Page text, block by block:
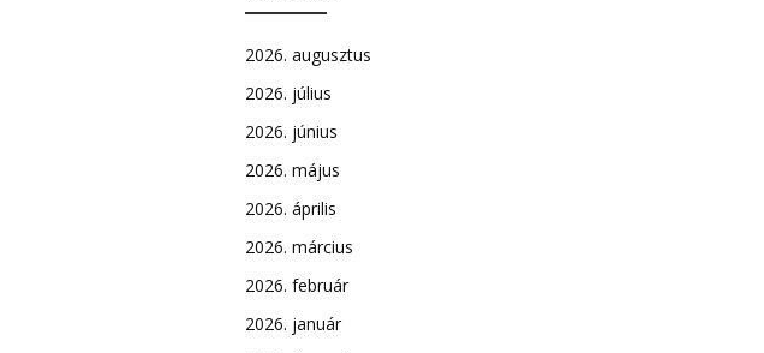
2026. augusztus
2026. július
2026. június
2026. május
2026. április
2026. március
2026. február
2026. január